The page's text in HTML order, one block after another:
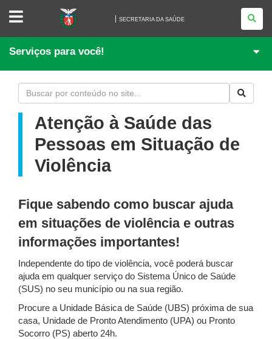
SECRETARIA
SECRETARIA DA SAÚDE
Serviços para você!
Atenção à Saúde das
Pessoas em Situação de
Violência
Fique sabendo como buscar ajuda
em situações de violência e outras
informações importantes!
Independente do tipo de violência, você poderá buscar
ajuda em qualquer serviço do Sistema Único de Saúde
(SUS) no seu município ou na sua região.
Procure a Unidade Básica de Saúde (UBS) próxima de sua
casa, Unidade de Pronto Atendimento (UPA) ou Pronto
Socorro (PS) aberto 24h.